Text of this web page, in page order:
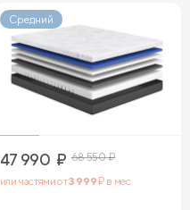
Средний
47 990 ₽ 68 550₽
или частями от3 999₽ в мес.